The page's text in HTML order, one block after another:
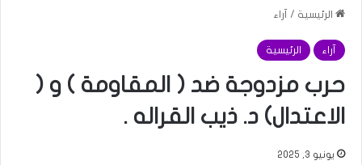
الرئيسية / آراء
آراء الرئيسية
حرب مزدوجة ضد ( المقاومة ) و (
الاعتدال) د. ذيب القراله .
يونيو 3, 2025